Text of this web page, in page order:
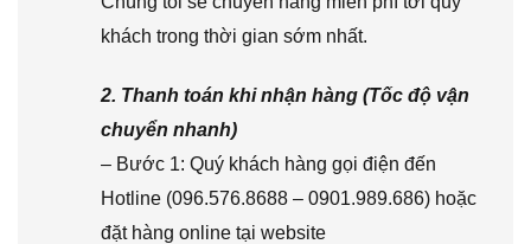
khách trong thời gian sớm nhất.
2. Thanh toán khi nhận hàng (Tốc độ vận
chuyển nhanh)
– Bước 1: Quý khách hàng gọi điện đến
Hotline (096.576.8688 – 0901.989.686) hoặc
đặt hàng online tại website